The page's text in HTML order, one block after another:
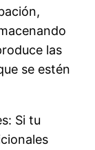
las
se estén
Si tu